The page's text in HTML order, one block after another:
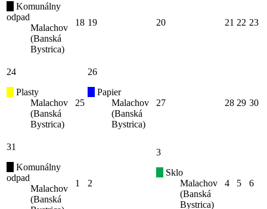
Komunálny
odpad
Malachov
(Banská
Bystrica)
18 19 20 21 22 23
24
Plasty
Malachov
(Banská
Bystrica)
25
26
Papier
Malachov
(Banská
Bystrica)
27 28 29 30
31
Komunálny
odpad
Malachov
(Banská
1 2
3
Sklo
Malachov
(Banská
Bystrica)
4 5 6